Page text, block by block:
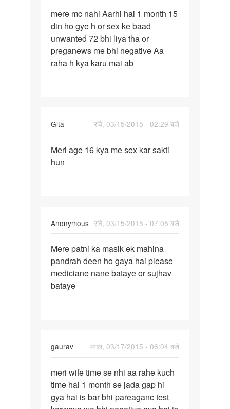
mere
mc
nahi
Aarhi
hai
mere mc nahi Aarhi hai 1 month 15
din ho gye h or sex ke baad
unwanted 72 bhi liya tha or
preganews me bhi negative Aa
raha h kya karu mai ab
Gita
रवि, 03/15/2015 - 02:29 बजे
Meri
age
kar
Meri age 16 kya me sex kar sakti
hun
Anonymous रवि, 03/15/2015 - 07:05 बजे
Mere
patni
ka
masik
Mere patni ka masik ek mahina
pandrah deen ho gaya hai please
mediciane nane bataye or sujhav
bataye
gaurav
मंगल, 03/17/2015 - 06:04 बजे
meri
wife
time
meri wife time se nhi aa rahe kuch
time hai 1 month se jada gap hi
gya hai is bar bhi pareaganc test